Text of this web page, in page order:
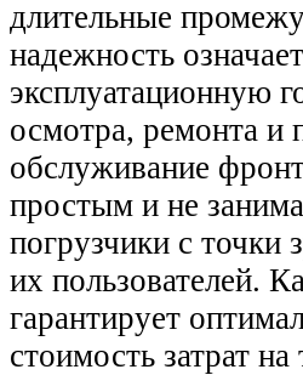
длительные
надежность
эксплуатационную
осмотра, ремонта и
обслуживание
простым и не
погрузчики с точки
их пользователей.
гарантирует
стоимость затрат